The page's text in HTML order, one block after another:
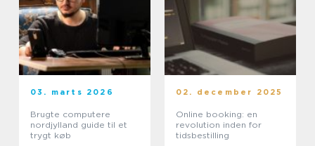
03. marts 2026
Brugte computere
nordjylland guide til et
trygt køb
02. december 2025
Online booking: en
revolution inden for
tidsbestilling